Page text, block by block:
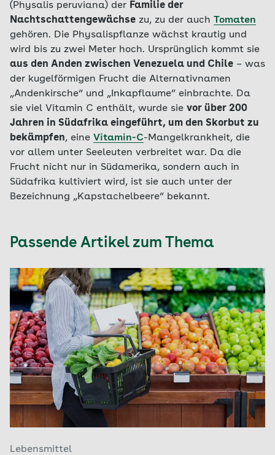
(Physalis peruviana) der Familie der
Nachtschattengewächse zu, zu der auch Tomaten
gehören. Die Physalispflanze wächst krautig und
wird bis zu zwei Meter hoch. Ursprünglich kommt sie
aus den Anden zwischen Venezuela und Chile – was
der kugelförmigen Frucht die Alternativnamen
„Andenkirsche“ und „Inkapflaume“ einbrachte. Da
sie viel Vitamin C enthält, wurde sie vor über 200
Jahren in Südafrika eingeführt, um den Skorbut zu
bekämpfen, eine Vitamin-C-Mangelkrankheit, die
vor allem unter Seeleuten verbreitet war. Da die
Frucht nicht nur in Südamerika, sondern auch in
Südafrika kultiviert wird, ist sie auch unter der
Bezeichnung „Kapstachelbeere“ bekannt.
Passende Artikel zum Thema
Lebensmittel